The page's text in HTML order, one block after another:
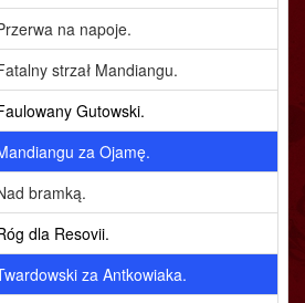
na napoje.
strzał Mandiangu.
Gutowski.
za Ojamę.
bramką.
dla Resovii.
za Antkowiaka.